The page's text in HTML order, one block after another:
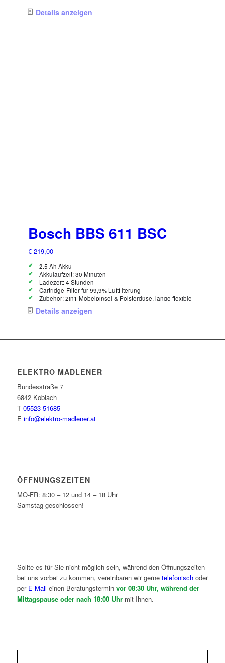
Details anzeigen
Bosch BBS 611 BSC
€219,00
2.5 Ah Akku
Akkulaufzeit: 30 Minuten
Ladezeit: 4 Stunden
Cartridge-Filter für 99,9% Luftfilterung
Zubehör: 2in1 Möbelpinsel & Polsterdüse, lange flexible
Details anzeigen
ELEKTRO MADLENER
Bundesstraße 7
6842 Koblach
T 05523 51685
E info@elektro-madlener.at
ÖFFNUNGSZEITEN
MO-FR: 8:30 – 12 und 14 – 18 Uhr
Samstag geschlossen!
Sollte es für Sie nicht möglich sein, während den Öffnungszeiten
bei uns vorbei zu kommen, vereinbaren wir gerne telefonischoder
per E-Mail einen Beratungstermin vor 08:30 Uhr, während der
Mittagspause oder nach 18:00 Uhrmit Ihnen.